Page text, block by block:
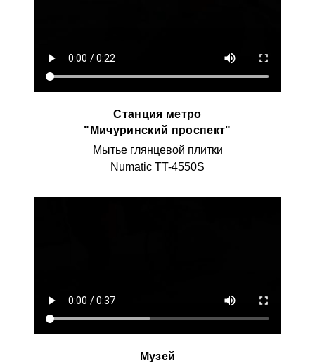
Станция метро
"Мичуринский проспект"
Мытье глянцевой плитки
Numatic TT-4550S
Музей